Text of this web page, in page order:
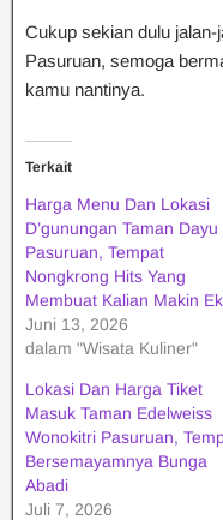
Cukup sekian dulu
Pasuruan, semoga
kamu nantinya.
Terkait
Harga Menu Dan Lokasi
D’gunungan Taman Dayu
Pasuruan, Tempat
Nongkrong Hits Yang
Membuat Kalian Makin
Juni 13, 2026
dalam "Wisata Kuliner"
Lokasi Dan Harga Tiket
Masuk Taman Edelweiss
Wonokitri Pasuruan,
Bersemayamnya Bunga
Abadi
Juli 7, 2026